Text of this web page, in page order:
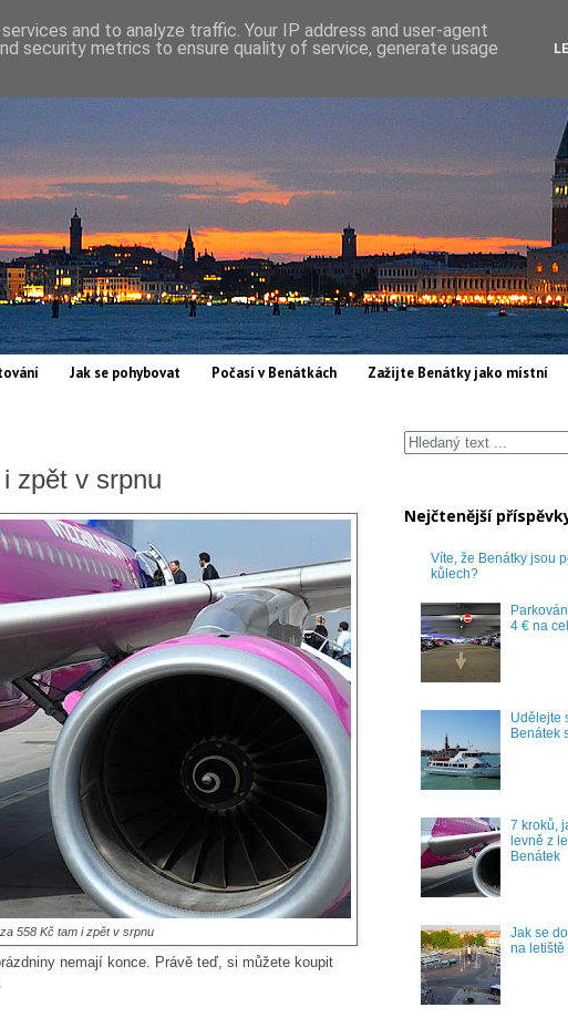
Jak se pohybovat Počasí v Benátkách Zažijte Benátky jako místní
zpět v srpnu
558 Kč tam i zpět v srpnu
nemají konce. Právě teď, si můžete koupit
Nejčtenější
Víte, že Benátky jsou
kůlech?
4 € na
Udělejte
Benátek
7 kroků,
levně z
Benátek
Jak se
na letiště
and to analyze traffic. Your IP address and user-agent
security metrics to ensure quality of service, generate usage